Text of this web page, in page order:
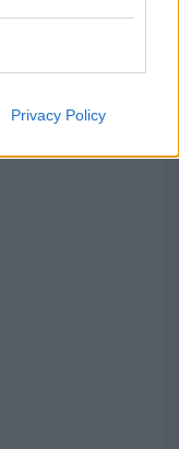
Privacy Policy